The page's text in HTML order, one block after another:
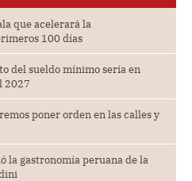
que acelerará la
100 días
del sueldo mínimo sería en
2027
poner orden en las calles y
la gastronomía peruana de la